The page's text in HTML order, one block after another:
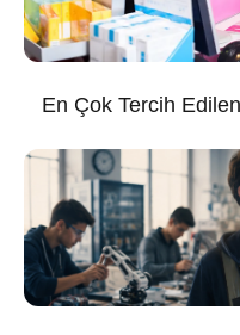
En Çok Tercih